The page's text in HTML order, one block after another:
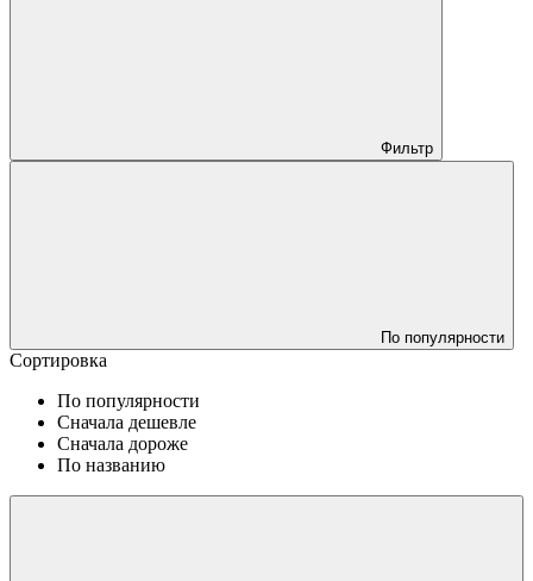
Фильтр
По популярности
Сортировка
По популярности
Сначала дешевле
Сначала дороже
По названию